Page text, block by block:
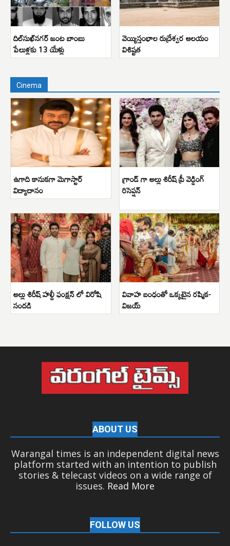
దిల్‌సుఖ్‌నగర్ జంట బాంబు
పేలుళ్లకు 13 యేళ్లు
వెయ్యిస్తంభాల రుద్రేశ్వర ఆలయం
విశిష్టత
Cinema
ఉగాది కానుకగా మెగాస్టార్
విద్యాదానం
గ్రాండ్ గా అల్లు శిరీష్ ప్రీ వెడ్డింగ్
రిసెప్షన్
అల్లు శిరీష్ హల్దీ ఫంక్షన్ లో విరోషి
సందడి
వివాహ బంధంతో ఒక్కటైన రష్మిక-
విజయ్
ABOUT US
Warangal times is an independent digital news
platform started with an intention to publish
stories & telecast videos on a wide range of
issues. Read More
FOLLOW US